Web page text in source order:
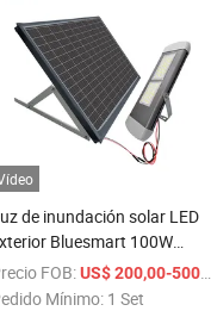
de inundación solar LED
Bluesmart 100W
chino
FOB: US$ 200,00-500,00
Mínimo: 1 Set